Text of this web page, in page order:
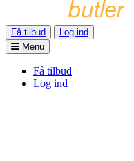
Få tilbud
Log ind
Menu
Få tilbud
Log ind